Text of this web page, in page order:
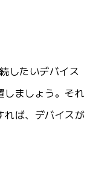
したいデバイス
ましょう。それ
ば、デバイスが